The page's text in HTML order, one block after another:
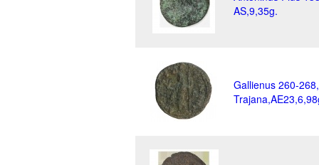
AS,9,35g.
Gallienus 260-